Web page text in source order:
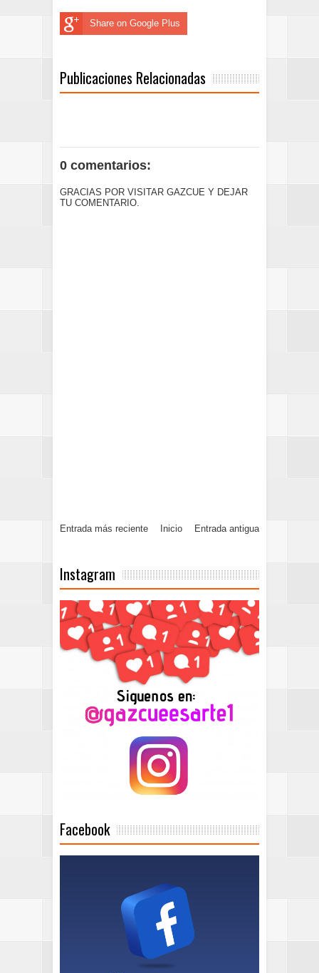
Share on Google Plus
Publicaciones Relacionadas
0 comentarios:
GRACIAS POR VISITAR GAZCUE Y DEJAR
TU COMENTARIO.
Entrada más reciente Entrada antigua
Inicio
Instagram
Facebook